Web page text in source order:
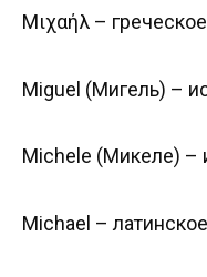
Μιχαήλ –
Miguel (Мигель) –
Michele (Микеле) –
Michael –